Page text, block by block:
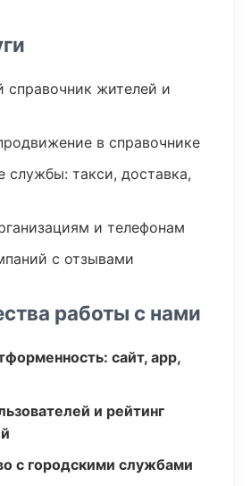
справочник жителей и
в справочнике
службы: такси, доставка,
и телефонам
с отзывами
работы с нами
сайт, app,
и рейтинг
с городскими службами